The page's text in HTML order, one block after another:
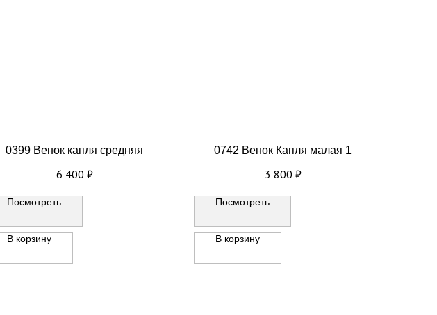
0399 Венок капля средняя
6 400 ₽
Посмотреть
В корзину
0742 Венок Капля малая 1
3 800 ₽
Посмотреть
В корзину